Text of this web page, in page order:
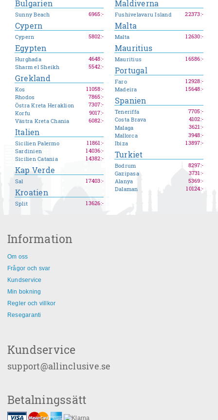
Bulgarien
Sunny Beach 6965:-
Cypern
Cypern 5802:-
Egypten
Hurghada 4648:-
Sharm el Sheikh
5542:-
Grekland
Kos 11058:-
Rhodos
7865:-
Östra Kreta Heraklion
7307:-
Korfu
9017:-
Västra Kreta Chania
6082:-
Italien
Sicilien Palermo 11861 :-
Sardinien
14036:-
Sicilien Catania
14382:-
Kap Verde
Sal 17403:-
Kroatien
Split 13626:-
Maldiverna
Fushivelavaru Island 22373:-
Malta
Malta 12630:-
Mauritius
Mauritius 16586:-
Portugal
Faro 12928:-
Madeira
15648:-
Spanien
Teneriffa 7705:-
Costa Brava
4102:-
Malaga
3621:-
Mallorca
3948:-
Ibiza
13897:-
Turkiet
Bodrum 8297:-
Gazipasa
3731:-
Alanya
5369:-
Dalaman
10124:-
Information
Om oss
Frågor och svar
Kundservice
Min bokning
Regler och villkor
Resegaranti
Kundservice
support@allinclusive.se
Betalningssätt